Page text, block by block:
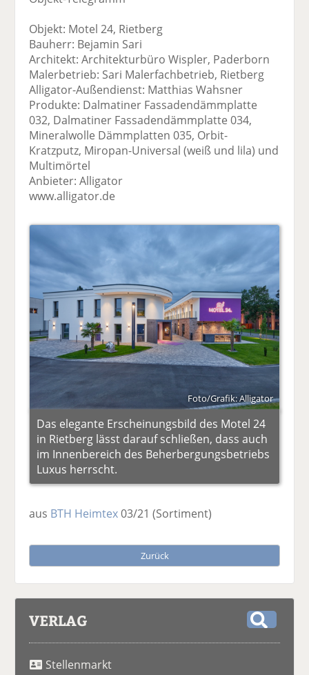
Objekt: Motel 24, Rietberg
Bauherr: Bejamin Sari
Architekt: Architekturbüro Wispler, Paderborn
Malerbetrieb: Sari Malerfachbetrieb, Rietberg
Alligator-Außendienst: Matthias Wahsner
Produkte: Dalmatiner Fassadendämmplatte
032, Dalmatiner Fassadendämmplatte 034,
Mineralwolle Dämmplatten 035, Orbit-
Kratzputz, Miropan-Universal (weiß und lila) und
Multimörtel
Anbieter: Alligator
www.alligator.de
Foto/Grafik: Alligator
Das elegante Erscheinungsbild des Motel 24
in Rietberg lässt darauf schließen, dass auch
im Innenbereich des Beherbergungsbetriebs
Luxus herrscht.
aus BTH Heimtex03/21(Sortiment)
Zurück
VERLAG
Stellenmarkt